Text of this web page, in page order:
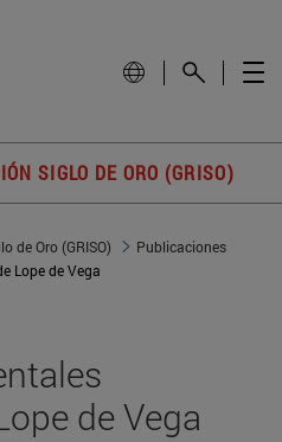
SIGLO DE ORO (GRISO)
de Oro (GRISO)
Publicaciones
Lope de Vega
de Vega